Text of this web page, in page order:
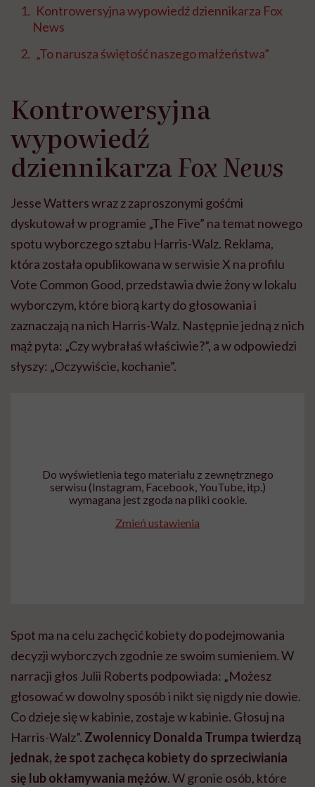
Kontrowersyjna wypowiedź dziennikarza Fox
News
„To narusza świętość naszego małżeństwa”
Kontrowersyjna
wypowiedź
dziennikarzaFox News
Jesse Watters wraz z zaproszonymi gośćmi
dyskutował w programie „The Five” na temat nowego
spotu wyborczego sztabu Harris-Walz. Reklama,
która została opublikowana w serwisie X na profilu
Vote Common Good, przedstawia dwie żony w lokalu
wyborczym, które biorą karty do głosowania i
zaznaczają na nich Harris-Walz. Następnie jedną z nich
mąż pyta: „Czy wybrałaś właściwie?”, a w odpowiedzi
słyszy: „Oczywiście, kochanie”.
Do wyświetlenia tego materiału z zewnętrznego
serwisu (Instagram, Facebook, YouTube, itp.)
wymagana jest zgoda na pliki cookie.
Zmień ustawienia
Spot ma na celu zachęcić kobiety do podejmowania
decyzji wyborczych zgodnie ze swoim sumieniem. W
narracji głos Julii Roberts podpowiada: „Możesz
głosować w dowolny sposób i nikt się nigdy nie dowie.
Co dzieje się w kabinie, zostaje w kabinie. Głosuj na
Harris-Walz”. Zwolennicy Donalda Trumpa twierdzą
jednak, że spot zachęca kobiety do sprzeciwiania
się lub okłamywania mężów. W gronie osób, które